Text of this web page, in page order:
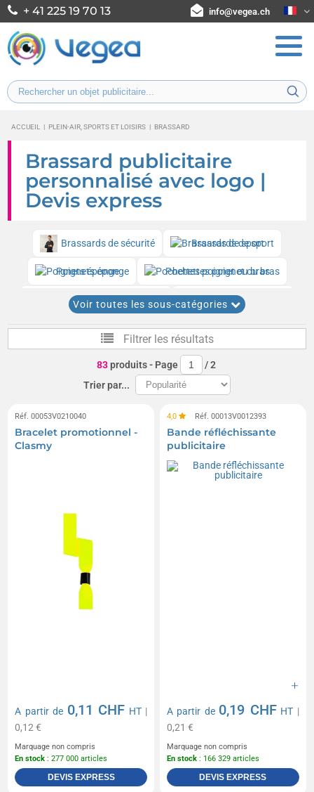
+ 41 225 19 70 13 info@vegea.ch
ACCUEIL | PLEIN-AIR, SPORTS ET LOISIRS | BRASSARD
Brassard publicitaire
personnalisé avec logo |
Devis express
Brassards de sécurité Brassards de sport
Poignets éponge Pochettes poignet ou bras
Brassards porte-téléphone Brassards lumineux
Brassards de natation et brassards de piscine
Voir toutes les sous-catégories
Filtrer les résultats
83produits- Page /2
Trier par...
Réf. 00053V0210040
Bracelet promotionnel -
Clasmy
A partir de 0,11 CHF HT|
0,12 €
Marquage non compris
En stock : 277 000 articles
DEVIS EXPRESS
4,0 Réf. 00013V0012393
Bande réfléchissante
publicitaire
A partir de 0,19 CHF HT |
0,21 €
Marquage non compris
En stock : 166 329 articles
DEVIS EXPRESS